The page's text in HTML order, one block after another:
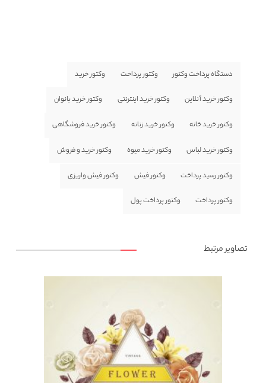
دستگاه پرداخت وکتور وكتور پرداخت وکتور خرید
وکتور خرید آنلاین وکتور خرید اینترنتی وکتور خرید بانوان
وکتور خرید خانه وکتور خرید زنانه وکتور خرید فروشگاهی
وکتور خرید لباس وکتور خرید میوه وکتور خرید و فروش
وکتور رسید پرداخت وکتور فیش وکتور فیش واریزی
وکتور پرداخت وکتور پرداخت پول
تصاویر مرتبط